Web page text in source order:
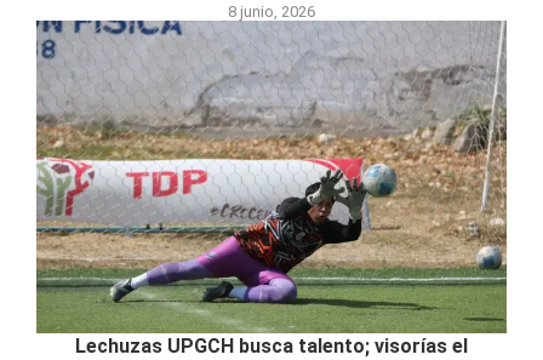
8 junio, 2026
Lechuzas UPGCH busca talento; visorías el